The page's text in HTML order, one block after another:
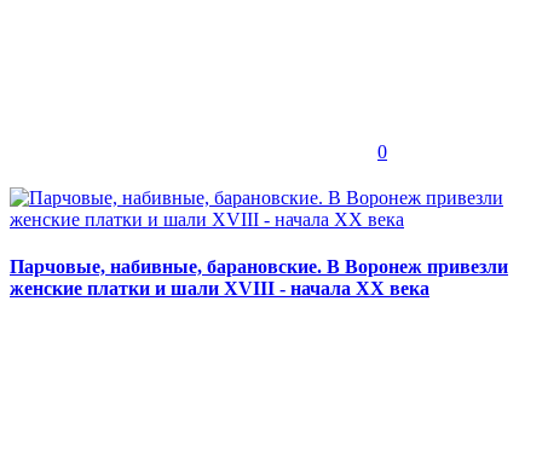
0
Парчовые, набивные, барановские. В Воронеж привезли
женские платки и шали XVIII - начала XX века